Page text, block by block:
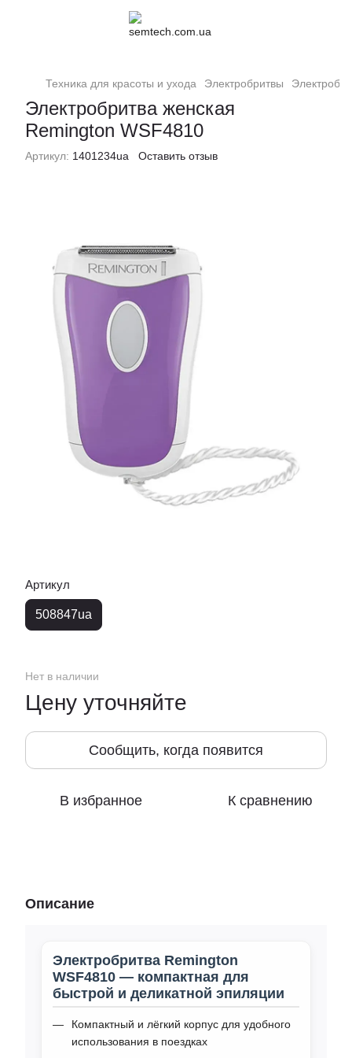
Техника для красоты и ухода Электробритвы
Электробритва женская
Remington WSF4810
Артикул: 1401234ua Оставить отзыв
Артикул
508847ua
Нет в наличии
Цену уточняйте
Сообщить, когда появится
В избранное К сравнению
Описание
Электробритва Remington
WSF4810 — компактная для
быстрой и деликатной эпиляции
Компактный и лёгкий корпус для удобного
использования в поездках